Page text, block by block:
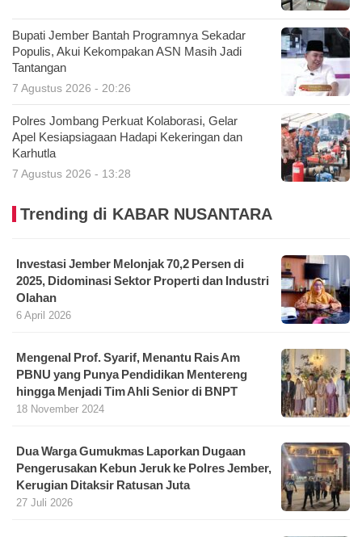
Bupati Jember Bantah Programnya Sekadar
Populis, Akui Kekompakan ASN Masih Jadi
Tantangan
7 Agustus 2026 - 20:26
Polres Jombang Perkuat Kolaborasi, Gelar
Apel Kesiapsiagaan Hadapi Kekeringan dan
Karhutla
7 Agustus 2026 - 13:28
Trending di KABAR NUSANTARA
Investasi Jember Melonjak 70,2 Persen di
2025, Didominasi Sektor Properti dan Industri
Olahan
6 April 2026
Mengenal Prof. Syarif, Menantu Rais Am
PBNU yang Punya Pendidikan Mentereng
hingga Menjadi Tim Ahli Senior di BNPT
18 November 2024
Dua Warga Gumukmas Laporkan Dugaan
Pengerusakan Kebun Jeruk ke Polres Jember,
Kerugian Ditaksir Ratusan Juta
27 Juli 2026